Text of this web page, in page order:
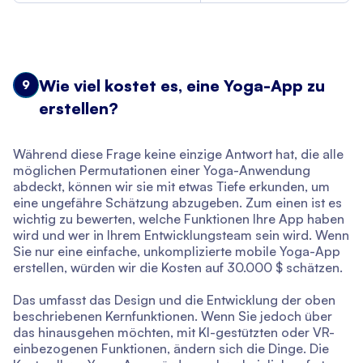
9 Wie viel kostet es, eine Yoga-App zu
erstellen?
Während diese Frage keine einzige Antwort hat, die alle
möglichen Permutationen einer Yoga-Anwendung
abdeckt, können wir sie mit etwas Tiefe erkunden, um
eine ungefähre Schätzung abzugeben. Zum einen ist es
wichtig zu bewerten, welche Funktionen Ihre App haben
wird und wer in Ihrem Entwicklungsteam sein wird. Wenn
Sie nur eine einfache, unkomplizierte mobile Yoga-App
erstellen, würden wir die Kosten auf 30.000 $ schätzen.
Das umfasst das Design und die Entwicklung der oben
beschriebenen Kernfunktionen. Wenn Sie jedoch über
das hinausgehen möchten, mit KI-gestützten oder VR-
einbezogenen Funktionen, ändern sich die Dinge. Die